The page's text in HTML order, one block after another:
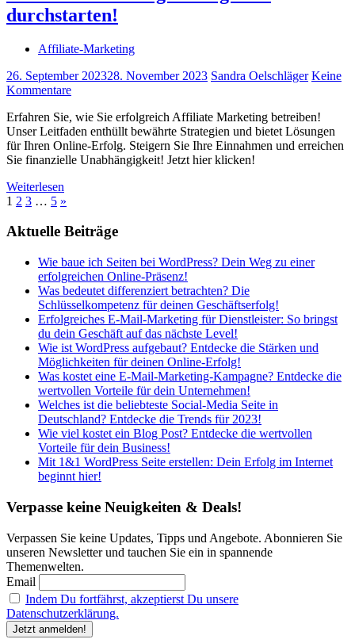
durchstarten!
Affiliate-Marketing
26. September 202328. November 2023 Sandra Oelschläger Keine
Kommentare
Erfahren Sie, wie Sie erfolgreich Affiliate Marketing betreiben!
Unser Leitfaden enthüllt bewährte Strategien und bietet Lösungen
für Ihren Online-Erfolg. Steigern Sie Ihre Einnahmen und erreichen
Sie finanzielle Unabhängigkeit! Jetzt hier klicken!
Weiterlesen
Seitennummerierung
der
1 2 3 … 5 Nächste
»
Aktuelle Beiträge
Wie baue ich Seiten bei WordPress? Dein Weg zu einer
erfolgreichen Online-Präsenz!
Was bedeutet differenziert betrachten? Die
Schlüsselkompetenz für deinen Geschäftserfolg!
Erfolgreiches E-Mail-Marketing für Dienstleister: So bringst
du dein Geschäft auf das nächste Level!
Wie ist WordPress aufgebaut? Entdecke die Stärken und
Möglichkeiten für deinen Online-Erfolg!
Was kostet eine E-Mail-Marketing-Kampagne? Entdecke die
wertvollen Vorteile für dein Unternehmen!
Welches ist die beliebteste Social-Media Seite in
Deutschland? Entdecke die Trends für 2023!
Wie viel kostet ein Blog Post? Entdecke die wertvollen
Vorteile für dein Business!
Mit 1&1 WordPress Seite erstellen: Dein Erfolg im Internet
beginnt hier!
Verpasse keine Neuigkeiten & Deals!
Verpassen Sie keine Updates, Tipps und Angebote. Abonnieren Sie
unseren Newsletter und tauchen Sie ein in spannende
Themenwelten.
Email
Indem Du fortfährst, akzeptierst Du unsere
Datenschutzerklärung.